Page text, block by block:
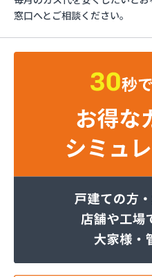
ガステックサービス株
ガステックサービス株
ガステックサービス株
ガステックサービス株
ガステックサービス株
カネテン商店
サーラプラザ蒲郡
サンダイ燃料店
ジェイエイ・トービス
窓口へとご相談ください。